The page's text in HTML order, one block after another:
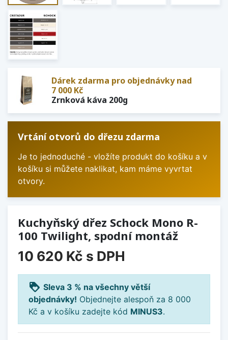
Dárek zdarma pro objednávky nad
7 000 Kč
Zrnková káva 200g
Vrtání otvorů do dřezu zdarma
Je to jednoduché - vložíte produkt do košíku a v
košíku si můžete naklikat, kam máme vyvrtat
otvory.
Kuchyňský dřez Schock Mono R-
100 Twilight, spodní montáž
10 620 Kč s DPH
loyalty Sleva 3 % na všechny větší
objednávky! Objednejte alespoň za 8 000
Kč a v košíku zadejte kód MINUS3.